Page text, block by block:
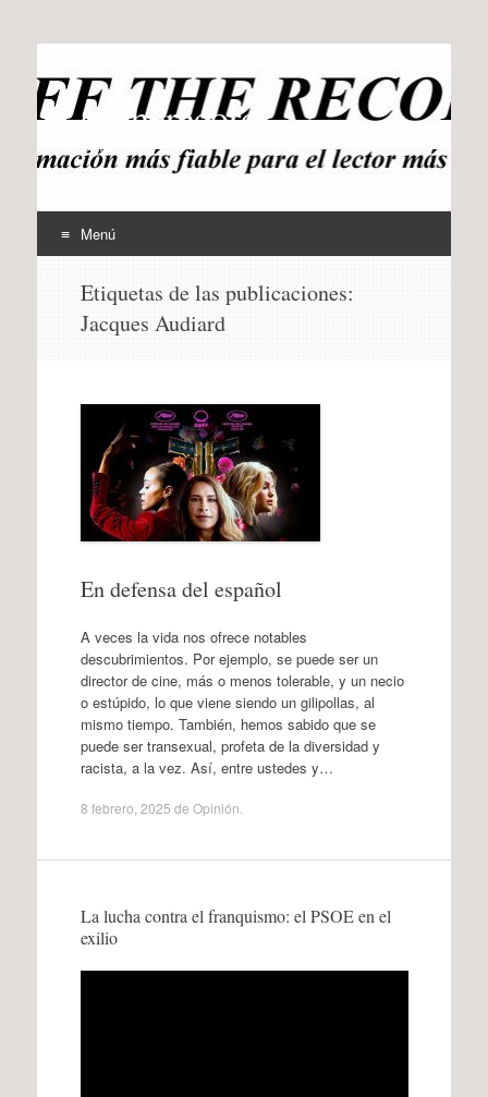
offtherecord
OTR
Menú
contenido
Etiquetas de las publicaciones:
Jacques Audiard
En defensa del español
A veces la vida nos ofrece notables
descubrimientos. Por ejemplo, se puede ser un
director de cine, más o menos tolerable, y un necio
o estúpido, lo que viene siendo un gilipollas, al
mismo tiempo. También, hemos sabido que se
puede ser transexual, profeta de la diversidad y
racista, a la vez. Así, entre ustedes y…
8 febrero, 2025 de Opinión
La lucha contra el franquismo: el PSOE en el
exilio